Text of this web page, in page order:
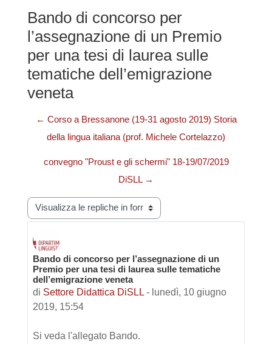
Bando di concorso per
l’assegnazione di un Premio
per una tesi di laurea sulle
tematiche dell’emigrazione
veneta
← Corso a Bressanone (19-31 agosto 2019) Storia
della lingua italiana (prof. Michele Cortelazzo)
convegno "Proust e gli schermi" 18-19/07/2019
DiSLL →
Modalità visualizzazione
Bando di concorso per l’assegnazione di un
Premio per una tesi di laurea sulle tematiche
dell’emigrazione veneta
di Settore Didattica DiSLL - lunedì, 10 giugno
2019, 15:54
Numero di risposte: 0
Si veda l'allegato Bando.